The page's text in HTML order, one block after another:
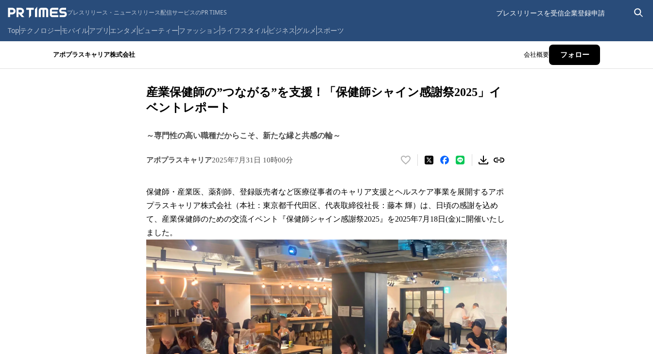
プレスリリース・ニュースリリース配信サービスのPR TIMES プレスリリースを受信企業登録申請
Topテクノロジーモバイルアプリ エンタメ ビューティーファッションライフスタイルビジネス グルメ スポーツ
アポプラスキャリア株式会社 会社概要 フォロー
産業保健師の”つながる”を支援！「保健師シャイン感謝祭2025」イ
ベントレポート
～専門性の高い職種だからこそ、新たな縁と共感の輪～
アポプラスキャリア2025年7月31日 10時00分
い
！
数
を
込
み
中
で
す
保健師・産業医、薬剤師、登録販売者など医療従事者のキャリア支援とヘルスケア事業を展開するアポ
プラスキャリア株式会社（本社：東京都千代田区、代表取締役社長：藤本 輝）は、日頃の感謝を込め
て、産業保健師のための交流イベント『保健師シャイン感謝祭2025』を2025年7月18日(金)に開催いたし
ました。